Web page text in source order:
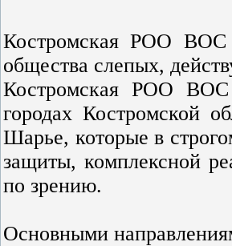
Костромская РОО ВОС
общества слепых,
Костромская РОО
городах Костромской
Шарье, которые в
защиты, комплексной
по зрению.
Основными